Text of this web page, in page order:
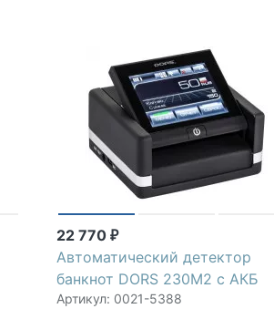
22 770₽
Автоматический детектор
банкнот DORS 230М2 с АКБ
Артикул: 0021-5388